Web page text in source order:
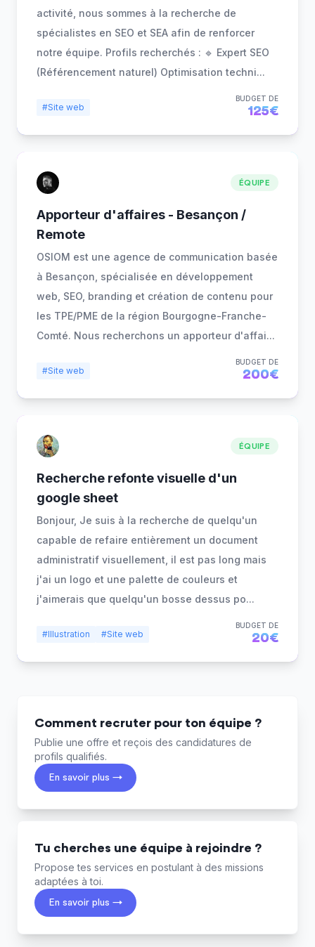
activité, nous sommes à la recherche de
spécialistes en SEO et SEA afin de renforcer
notre équipe. Profils recherchés : 🔹 Expert SEO
(Référencement naturel) Optimisation techni...
#Site web
BUDGET DE
125€
ÉQUIPE
Apporteur d'affaires - Besançon /
Remote
OSIOM est une agence de communication basée
à Besançon, spécialisée en développement
web, SEO, branding et création de contenu pour
les TPE/PME de la région Bourgogne-Franche-
Comté. Nous recherchons un apporteur d'affai...
#Site web
BUDGET DE
200€
ÉQUIPE
Recherche refonte visuelle d'un
google sheet
Bonjour, Je suis à la recherche de quelqu'un
capable de refaire entièrement un document
administratif visuellement, il est pas long mais
j'ai un logo et une palette de couleurs et
j'aimerais que quelqu'un bosse dessus po...
#Illustration #Site web
BUDGET DE
20€
Comment recruter pour ton équipe ?
Publie une offre et reçois des candidatures de
profils qualifiés.
En savoir plus →
Tu cherches une équipe à rejoindre ?
Propose tes services en postulant à des missions
adaptées à toi.
En savoir plus →